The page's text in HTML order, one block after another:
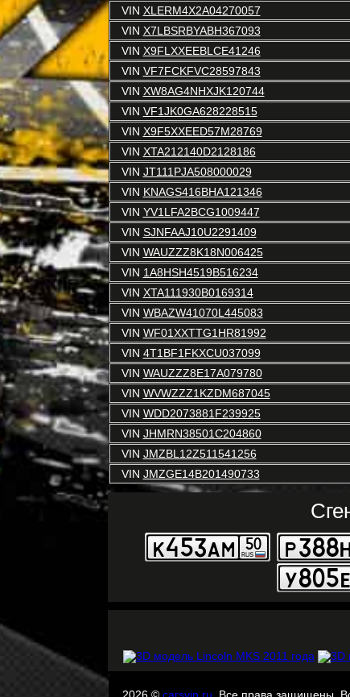
VIN XLERM4X2A04270057
VIN X7LBSRBYABH367093
VIN X9FLXXEEBLCE41246
VIN VF7FCKFVC28597843
VIN XW8AG4NHXJK120744
VIN VF1JK0GA628228515
VIN X9F5XXEED57M28769
VIN XTA212140D2128186
VIN JT111PJA508000029
VIN KNAGS416BHA121346
VIN YV1LFA2BCG1009447
VIN SJNFAAJ10U2291409
VIN WAUZZZ8K18N006425
VIN 1A8HSH4519B516234
VIN XTA111930B0169314
VIN WBAZW41070L445083
VIN WF01XXTTG1HR81992
VIN 4T1BF1FKXCU037099
VIN WAUZZZ8E17A079780
VIN WVWZZZ1KZDM687045
VIN WDD2073881F239925
VIN JHMRN38501C204860
VIN JMZBL12Z511541256
VIN JMZGE14B201490733